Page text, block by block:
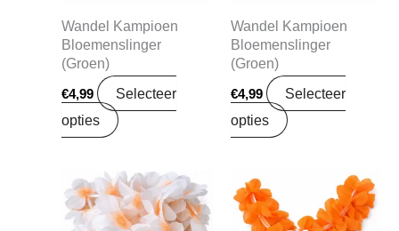
Wandel Kampioen
Bloemenslinger
(Groen)
€4,99
Selecteer
opties
Wandel Kampioen
Bloemenslinger
(Groen)
€4,99
Selecteer
opties